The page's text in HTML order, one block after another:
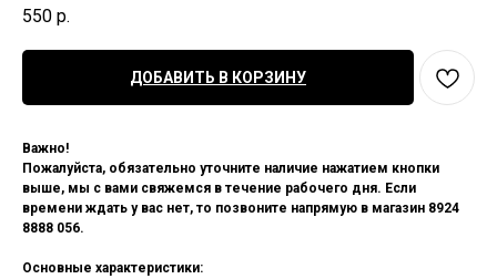
550 р.
ДОБАВИТЬ В КОРЗИНУ
Важно!
Пожалуйста, обязательно уточните наличие нажатием кнопки
выше, мы с вами свяжемся в течение рабочего дня. Если
времени ждать у вас нет, то позвоните напрямую в магазин 8924
8888 056.
Основные характеристики: